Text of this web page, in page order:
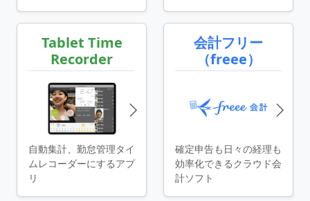
Tablet Time
Recorder
自動集計、勤怠管理タイ
ムレコーダーにするアプ
リ
会計フリー
（freee）
確定申告も日々の経理も
効率化できるクラウド会
計ソフト